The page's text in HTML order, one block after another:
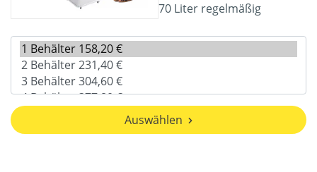
70 Liter regelmäßig
Auswählen